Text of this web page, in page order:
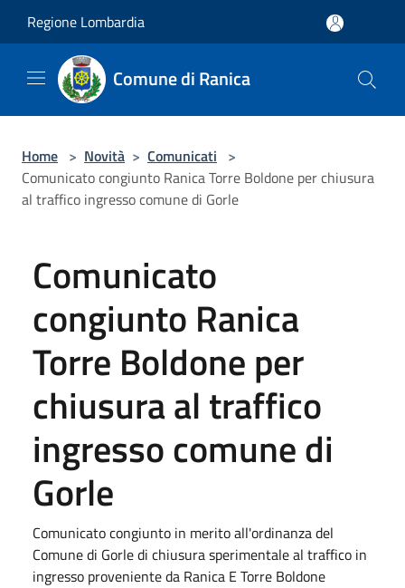
Regione Lombardia
Comune di Ranica
Home > Novità > Comunicati >
Comunicato congiunto Ranica Torre Boldone per chiusura
al traffico ingresso comune di Gorle
Comunicato
congiunto Ranica
Torre Boldone per
chiusura al traffico
ingresso comune di
Gorle
Comunicato congiunto in merito all'ordinanza del
Comune di Gorle di chiusura sperimentale al traffico in
ingresso proveniente da Ranica E Torre Boldone